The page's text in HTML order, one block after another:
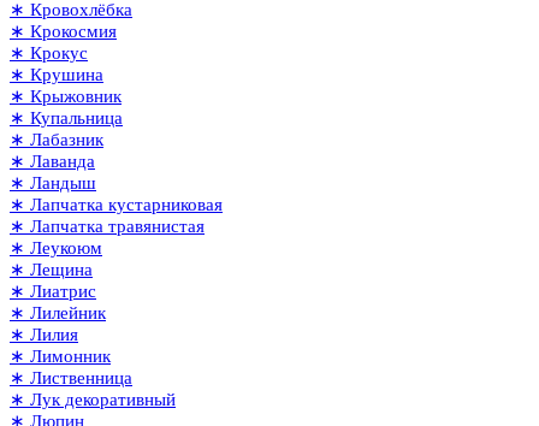
∗ Кровохлёбка
∗ Крокосмия
∗ Крокус
∗ Крушина
∗ Крыжовник
∗ Купальница
∗ Лабазник
∗ Лаванда
∗ Ландыш
∗ Лапчатка кустарниковая
∗ Лапчатка травянистая
∗ Леукоюм
∗ Лещина
∗ Лиатрис
∗ Лилейник
∗ Лилия
∗ Лимонник
∗ Лиственница
∗ Лук декоративный
∗ Люпин